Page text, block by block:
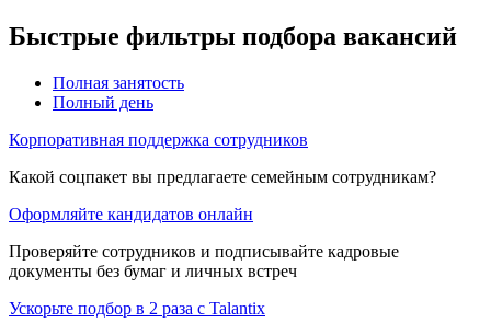
Быстрые фильтры подбора вакансий
Полная занятость
Полный день
Корпоративная поддержка сотрудников
Какой соцпакет вы предлагаете семейным сотрудникам?
Оформляйте кандидатов онлайн
Проверяйте сотрудников и подписывайте кадровые
документы без бумаг и личных встреч
Ускорьте подбор в 2 раза с Talantix